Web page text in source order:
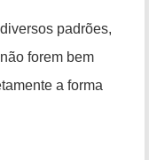
padrões,
forem bem
a forma